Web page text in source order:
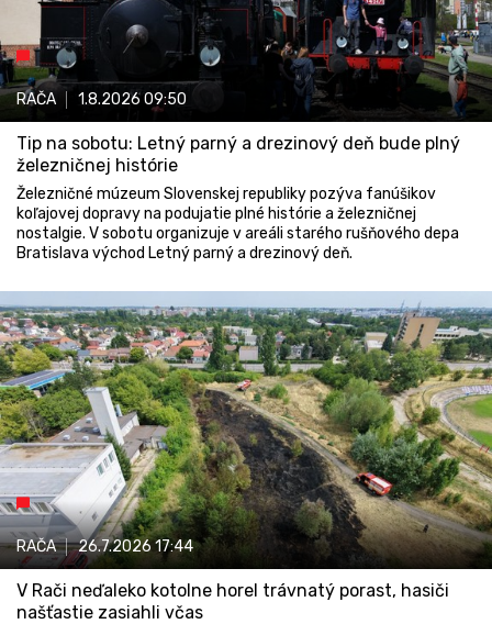
RAČA 1.8.202609:50
Tip na sobotu: Letný parný a drezinový deň bude plný
železničnej histórie
Železničné múzeum Slovenskej republiky pozýva fanúšikov
koľajovej dopravy na podujatie plné histórie a železničnej
nostalgie. V sobotu organizuje v areáli starého rušňového depa
Bratislava východ Letný parný a drezinový deň.
RAČA 26.7.2026 17:44
V Rači neďaleko kotolne horel trávnatý porast, hasiči
našťastie zasiahli včas